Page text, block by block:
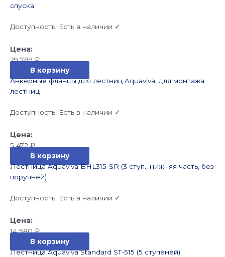
спуска
Доступность: Есть в наличии ✓
29 789₽
В корзину
Анкерные фланцы для лестниц Aquaviva, для монтажа
лестниц
Доступность: Есть в наличии ✓
5 472₽
В корзину
Лестница Aquaviva BHL315-SR (3 ступ., нижняя часть, без
поручней)
Доступность: Есть в наличии ✓
14 580₽
В корзину
Лестница Aquaviva Standard ST-515 (5 ступеней)